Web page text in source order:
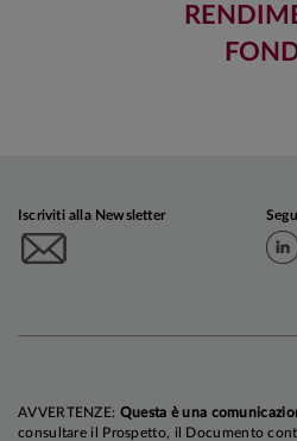
Iscriviti alla Newsletter
AVVERTENZE: Questa è una
consultare il Prospetto, il Documento